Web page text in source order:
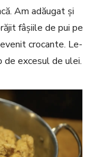
Am adăugat și
fâșiile de pui pe
crocante. Le-
de excesul de ulei.